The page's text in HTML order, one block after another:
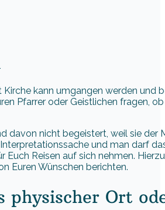
Kirche kann umgangen werden
Pfarrer oder Geistlichen fragen,
davon nicht begeistert, weil sie der
und man darf
Euch Reisen auf sich nehmen.
Euren Wünschen berichten.
physischer Ort